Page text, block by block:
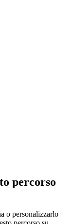
percorso
o personalizzarlo